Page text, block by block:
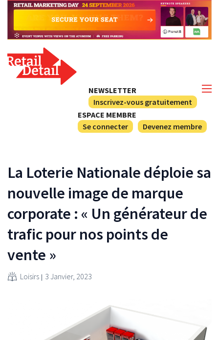
NEWSLETTER
Inscrivez-vous gratuitement
ESPACE MEMBRE
Se connecter
Devenez membre
La Loterie Nationale déploie sa
nouvelle image de marque
corporate : « Un générateur de
trafic pour nos points de
vente »
Loisirs 3 Janvier, 2023